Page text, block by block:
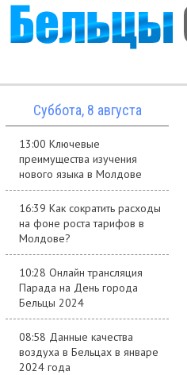
Суббота, 8 августа
13:00 Ключевые
преимущества изучения
нового языка в Молдове
16:39 Как сократить расходы
на фоне роста тарифов в
Молдове?
10:28 Онлайн трансляция
Парада на День города
Бельцы 2024
08:58 Данные качества
воздуха в Бельцах в январе
2024 года